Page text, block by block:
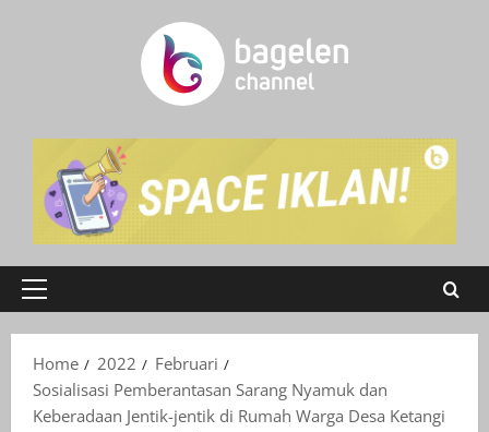
Primary
Home
2022
Februari
Sosialisasi Pemberantasan Sarang Nyamuk dan
Keberadaan Jentik-jentik di Rumah Warga Desa Ketangi